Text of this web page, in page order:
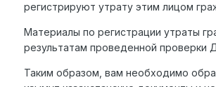
регистрируют утрату этим лицом
Материалы по регистрации утраты
результатам проведенной проверки
Таким образом, вам необходимо